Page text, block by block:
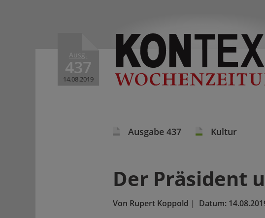
Ausg.
437
14.08.2019
Ausgabe 437 Kultur
Der Präsident
Von Rupert Koppold | Datum: